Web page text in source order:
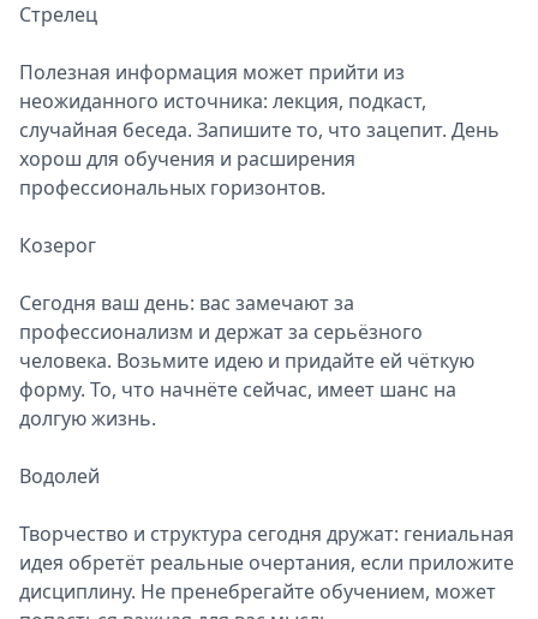
Стрелец
Полезная информация может прийти из
неожиданного источника: лекция, подкаст,
случайная беседа. Запишите то, что зацепит. День
хорош для обучения и расширения
профессиональных горизонтов.
Козерог
Сегодня ваш день: вас замечают за
профессионализм и держат за серьёзного
человека. Возьмите идею и придайте ей чёткую
форму. То, что начнёте сейчас, имеет шанс на
долгую жизнь.
Водолей
Творчество и структура сегодня дружат: гениальная
идея обретёт реальные очертания, если приложите
дисциплину. Не пренебрегайте обучением, может